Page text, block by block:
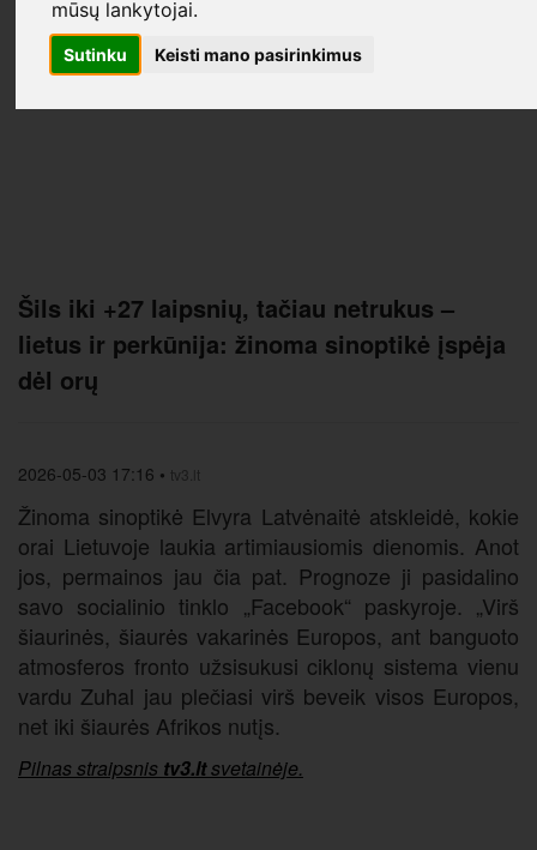
mūsų lankytojai.
Sutinku Keisti mano pasirinkimus
Šils iki +27 laipsnių, tačiau netrukus –
lietus ir perkūnija: žinoma sinoptikė įspėja
dėl orų
2026-05-03 17:16 • tv3.lt
Žinoma sinoptikė Elvyra Latvėnaitė atskleidė, kokie
orai Lietuvoje laukia artimiausiomis dienomis. Anot
jos, permainos jau čia pat. Prognoze ji pasidalino
savo socialinio tinklo „Facebook“ paskyroje. „Virš
šiaurinės, šiaurės vakarinės Europos, ant banguoto
atmosferos fronto užsisukusi ciklonų sistema vienu
vardu Zuhal jau plečiasi virš beveik visos Europos,
net iki šiaurės Afrikos nutįs.
Pilnas straipsnis tv3.ltsvetainėje.